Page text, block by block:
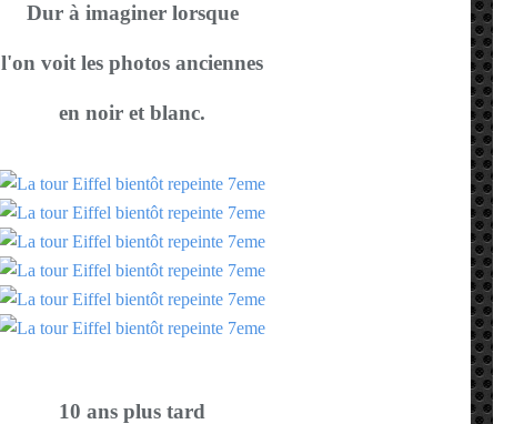
Dur à imaginer lorsque
l'on voit les photos anciennes
en noir et blanc.
10 ans plus tard